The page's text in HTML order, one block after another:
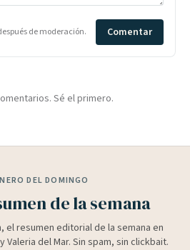
de moderación. Comentar
Sé el primero.
DEL DOMINGO
de la semana
el resumen editorial de la semana en
Valeria del Mar. Sin spam, sin clickbait.